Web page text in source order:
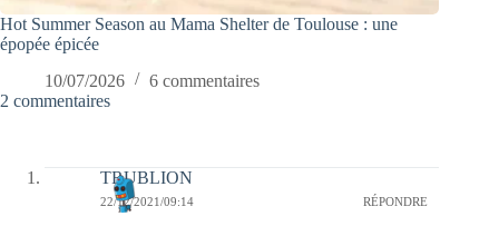
Hot Summer Season au Mama Shelter de Toulouse : une
épopée épicée
10/07/2026
6 commentaires
2 commentaires
TRUBLION
22/12/2021/09:14 RÉPONDRE